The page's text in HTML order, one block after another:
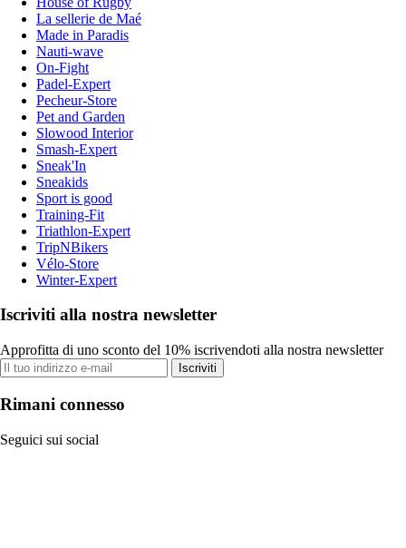
La sellerie de Maé
Made in Paradis
Nauti-wave
On-Fight
Padel-Expert
Pecheur-Store
Pet and Garden
Slowood Interior
Smash-Expert
Sneak'In
Sneakids
Sport is good
Training-Fit
Triathlon-Expert
TripNBikers
Vélo-Store
Winter-Expert
Iscriviti alla nostra newsletter
Approfitta di uno sconto del 10% iscrivendoti alla nostra newsletter
Iscriviti
Rimani connesso
Seguici sui social